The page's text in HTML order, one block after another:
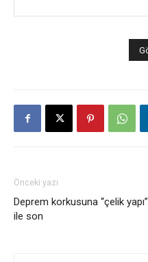
Önceki yazı
Deprem korkusuna “çelik yapı”
ile son